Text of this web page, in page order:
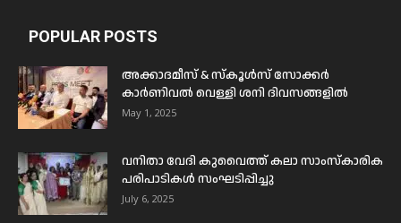
POPULAR POSTS
അക്കാദമീസ് & സ്കൂൾസ് സോക്കർ
കാർണിവൽ വെള്ളി ശനി ദിവസങ്ങളിൽ
May 1, 2025
വനിതാ വേദി കുവൈത്ത് കലാ സാംസ്കാരിക
പരിപാടികൾ സംഘടിപ്പിച്ചു
July 6, 2025